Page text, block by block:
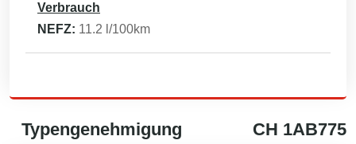
Verbrauch
NEFZ: 11.2 l/100km
Typengenehmigung CH 1AB775